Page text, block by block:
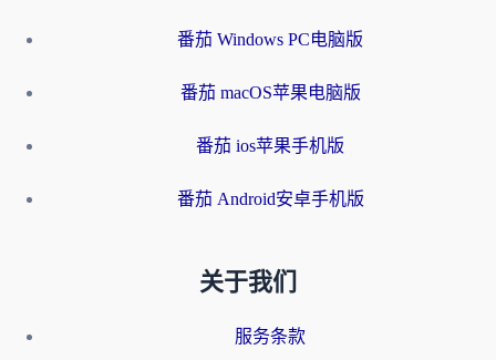
番茄 Windows PC电脑版
番茄 macOS苹果电脑版
番茄 ios苹果手机版
番茄 Android安卓手机版
关于我们
服务条款